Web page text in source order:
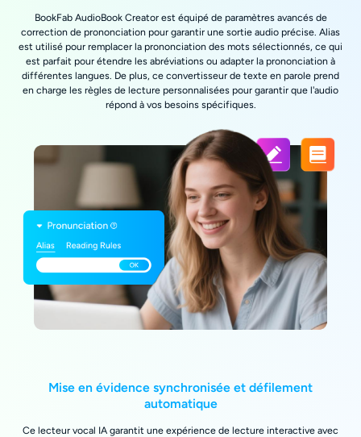
BookFab AudioBook Creator est équipé de paramètres avancés de
correction de prononciation pour garantir une sortie audio précise. Alias
est utilisé pour remplacer la prononciation des mots sélectionnés, ce qui
est parfait pour étendre les abréviations ou adapter la prononciation à
différentes langues. De plus, ce convertisseur de texte en parole prend
en charge les règles de lecture personnalisées pour garantir que l'audio
répond à vos besoins spécifiques.
Mise en évidence synchronisée et défilement
automatique
Ce lecteur vocal IA garantit une expérience de lecture interactive avec